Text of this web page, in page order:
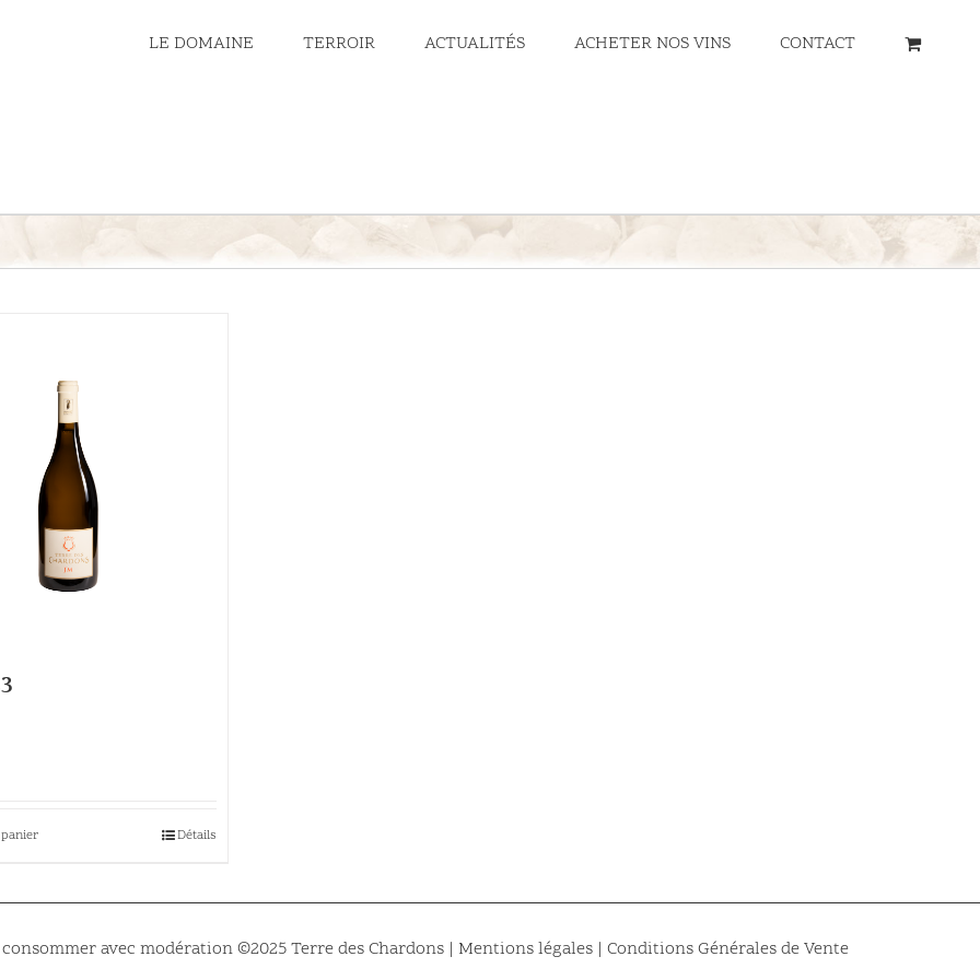
LE DOMAINE TERROIR ACTUALITÉS ACHETER NOS VINS CONTACT
Détails
avec modération ©2025 Terre des Chardons | Mentions légales | Conditions Générales de Vente